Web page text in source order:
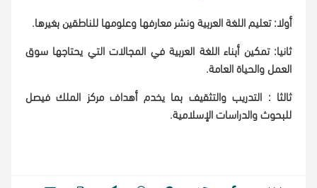
أولا: تعليم اللغة العربية ونشر معارفها وعلومها للناطقين بغيرها.
ثانيا: تمكين أبناء اللغة العربية في المجالات التي يحتاجها سوق
العمل والحياة العامة.
ثالثا : التدريب والتثقيف بما يخدم أهداف مركز الملك فيصل
للبحوث والدراسات الإسلامية.